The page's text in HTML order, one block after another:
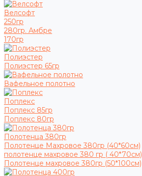
Велсофт
250гр
280гр. Амбре
170гр
Полиэстер
Полиэстер 65гр
Вафельное полотно
Поплекс
Поплекс 85гр
Поплекс 80гр
Полотенца 380гр
Полотенце Махровое 380гр (40*60см)
полотенце махровое 380 гр ( 40*70см)
Полотенце махровое 380гр (50*100см)